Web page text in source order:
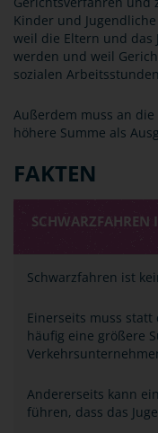
Kinder und
weil die Eltern und das
werden und weil
sozialen
Außerdem muss an
höhere Summe als
FAKTEN
SCHWARZFAHREN
Schwarzfahren ist
Einerseits muss statt
häufig eine größere
Andererseits kann
führen, dass das